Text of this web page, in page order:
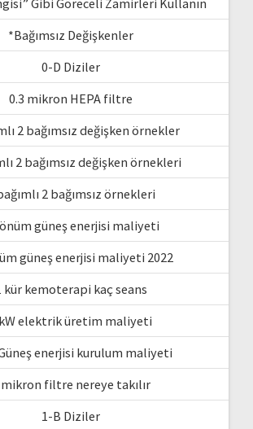
*Bağımsız Değişkenler
0-D Diziler
0.3 mikron HEPA filtre
2 bağımsız değişken örnekler
2 bağımsız değişken örnekleri
2 bağımsız örnekleri
güneş enerjisi maliyeti
güneş enerjisi maliyeti 2022
kür kemoterapi kaç seans
elektrik üretim maliyeti
enerjisi kurulum maliyeti
mikron filtre nereye takılır
1-B Diziler